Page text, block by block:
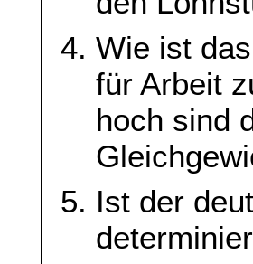
Wie ist
für Arbeit
hoch sind
Ist der